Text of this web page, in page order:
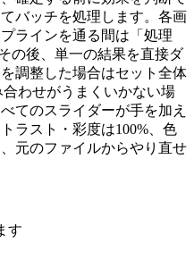
バッチを処理します。各画
ラインを通る間は「処理
の後、単一の結果を直接ダ
調整した場合はセット全体
わせがうまくいかない場
てのスライダーが手を加え
ラスト・彩度は100%、色
元のファイルからやり直せ
す